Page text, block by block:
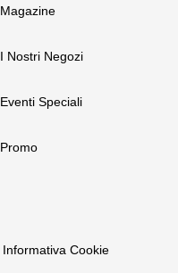
Magazine
I Nostri Negozi
Eventi Speciali
Promo
Informativa Cookie